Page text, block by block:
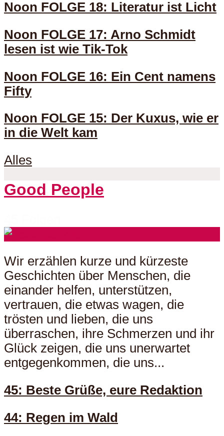
Noon FOLGE 18: Literatur ist Licht
Noon FOLGE 17: Arno Schmidt
lesen ist wie Tik-Tok
Noon FOLGE 16: Ein Cent namens
Fifty
Noon FOLGE 15: Der Kuxus, wie er
in die Welt kam
Alles
Good People
Wir erzählen kurze und kürzeste
Geschichten über Menschen, die
einander helfen, unterstützen,
vertrauen, die etwas wagen, die
trösten und lieben, die uns
überraschen, ihre Schmerzen und ihr
Glück zeigen, die uns unerwartet
entgegenkommen, die uns...
45: Beste Grüße, eure Redaktion
44: Regen im Wald